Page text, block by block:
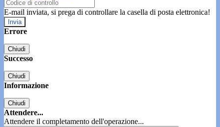
E-mail inviata, si prega di controllare la casella di posta elettronica!
Errore
Chiudi
Successo
Chiudi
Informazione
Chiudi
Attendere...
Attendere il completamento dell'operazione...